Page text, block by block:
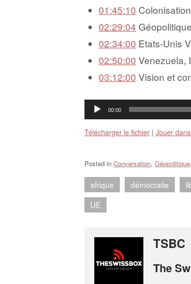
01:45:10
02:29:04
02:34:00 Etats-Unis
02:50:00 Venezuela,
03:12:00 Vision et
Lecteur
audio
00:00
Télécharger le fichier | Jouer
Posted in Conversation, Géopolitique,
afrique démocratie
UE
TSBC
The